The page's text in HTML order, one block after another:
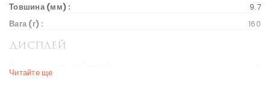
Товшина (мм) :
9.7
Вага (г) :
160
Дисплей
Діагональ екрану (дюйм) :
Читайте ще